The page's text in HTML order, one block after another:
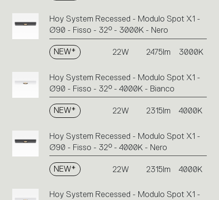
Hoy System Recessed - Modulo Spot X1 -
Ø90 - Fisso - 32° - 3000K - Nero
NEW* 22W 2475lm 3000K
Hoy System Recessed - Modulo Spot X1 -
Ø90 - Fisso - 32° - 4000K - Bianco
NEW* 22W 2315lm 4000K
Hoy System Recessed - Modulo Spot X1 -
Ø90 - Fisso - 32° - 4000K - Nero
NEW* 22W 2315lm 4000K
Hoy System Recessed - Modulo Spot X1 -